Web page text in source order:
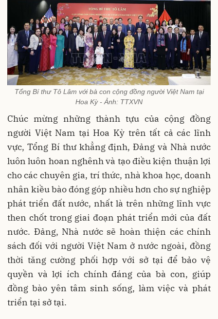
Tổng Bí thư Tô Lâm với bà con cộng đồng người Việt Nam tại
Hoa Kỳ - Ảnh: TTXVN
Chúc mừng những thành tựu của cộng đồng
người Việt Nam tại Hoa Kỳ trên tất cả các lĩnh
vực, Tổng Bí thư khẳng định, Đảng và Nhà nước
luôn luôn hoan nghênh và tạo điều kiện thuận lợi
cho các chuyên gia, trí thức, nhà khoa học, doanh
nhân kiều bào đóng góp nhiều hơn cho sự nghiệp
phát triển đất nước, nhất là trên những lĩnh vực
then chốt trong giai đoạn phát triển mới của đất
nước. Đảng, Nhà nước sẽ hoàn thiện các chính
sách đối với người Việt Nam ở nước ngoài, đồng
thời tăng cường phối hợp với sở tại để bảo vệ
quyền và lợi ích chính đáng của bà con, giúp
đồng bào yên tâm sinh sống, làm việc và phát
triển tại sở tại.